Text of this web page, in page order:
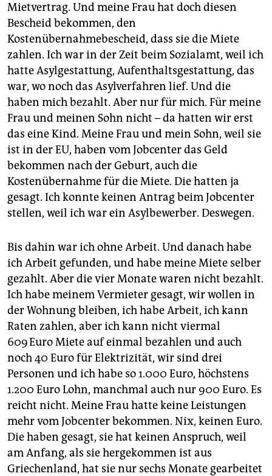
Mietvertrag. Und meine Frau hat doch diesen
Bescheid bekommen, den
Kostenübernahmebescheid, dass sie die Miete
zahlen. Ich war in der Zeit beim Sozialamt, weil ich
hatte Asylgestattung, Aufenthaltsgestattung, das
war, wo noch das Asylverfahren lief. Und die
haben mich bezahlt. Aber nur für mich. Für meine
Frau und meinen Sohn nicht – da hatten wir erst
das eine Kind. Meine Frau und mein Sohn, weil sie
ist in der EU, haben vom Jobcenter das Geld
bekommen nach der Geburt, auch die
Kostenübernahme für die Miete. Die hatten ja
gesagt. Ich konnte keinen Antrag beim Jobcenter
stellen, weil ich war ein Asylbewerber. Deswegen.
Bis dahin war ich ohne Arbeit. Und danach habe
ich Arbeit gefunden, und habe meine Miete selber
gezahlt. Aber die vier Monate waren nicht bezahlt.
Ich habe meinem Vermieter gesagt, wir wollen in
der Wohnung bleiben, ich habe Arbeit, ich kann
Raten zahlen, aber ich kann nicht viermal
609 Euro Miete auf einmal bezahlen und auch
noch 40 Euro für Elektrizität, wir sind drei
Personen und ich habe so 1.000 Euro, höchstens
1.200 Euro Lohn, manchmal auch nur 900 Euro. Es
reicht nicht. Meine Frau hatte keine Leistungen
mehr vom Jobcenter bekommen. Nix, keinen Euro.
Die haben gesagt, sie hat keinen Anspruch, weil
am Anfang, als sie hergekommen ist aus
Griechenland, hat sie nur sechs Monate gearbeitet